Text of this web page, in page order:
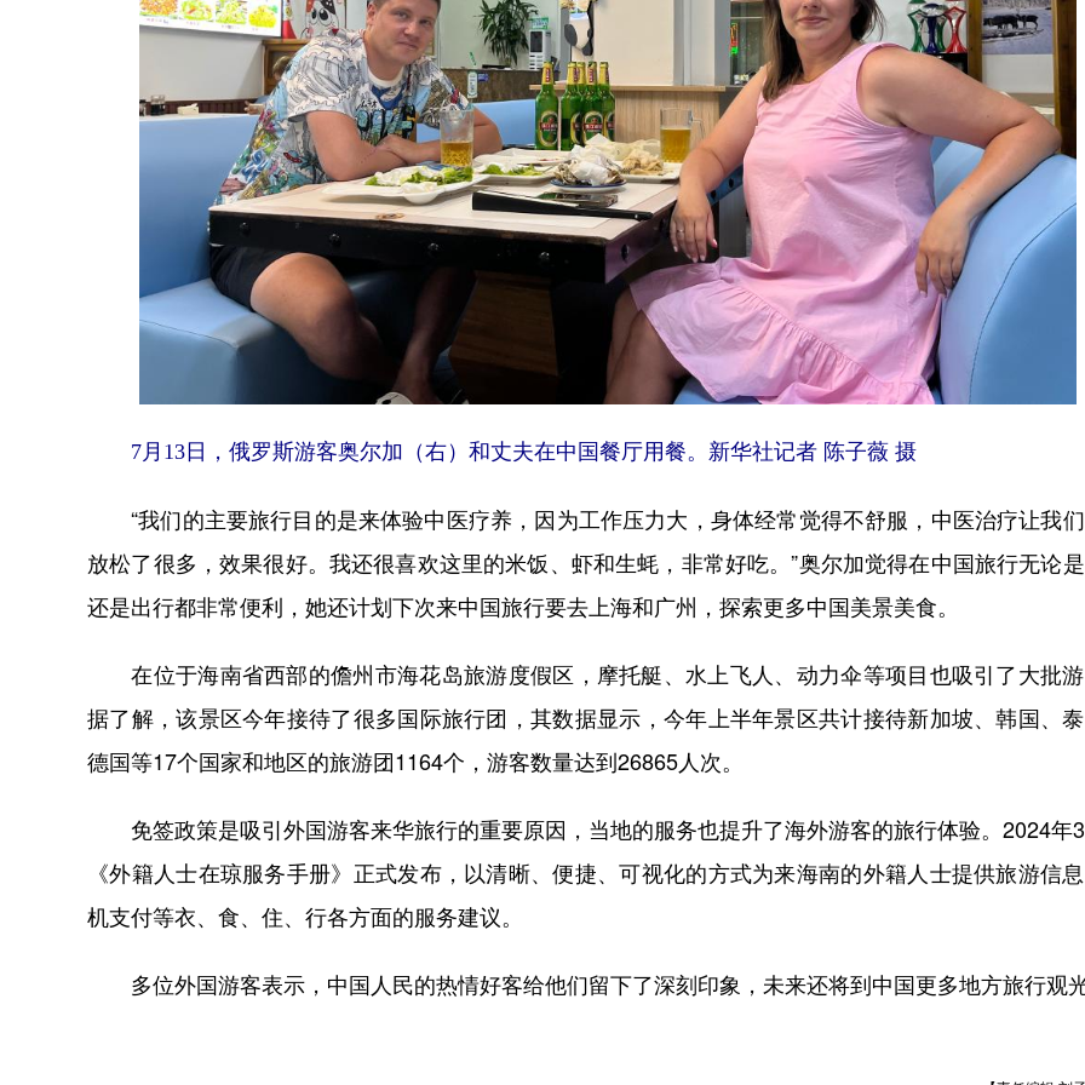
7月13日，俄罗斯游客奥尔加（右）和丈夫在中国餐厅用餐。新华社记者 陈子薇 摄
“我们的主要旅行目的是来体验中医疗养，因为工作压力大，身体经常觉得不舒服，中医治疗让我
放松了很多，效果很好。我还很喜欢这里的米饭、虾和生蚝，非常好吃。”奥尔加觉得在中国旅行无论
还是出行都非常便利，她还计划下次来中国旅行要去上海和广州，探索更多中国美景美食。
在位于海南省西部的儋州市海花岛旅游度假区，摩托艇、水上飞人、动力伞等项目也吸引了大批
据了解，该景区今年接待了很多国际旅行团，其数据显示，今年上半年景区共计接待新加坡、韩国、
德国等17个国家和地区的旅游团1164个，游客数量达到26865人次。
免签政策是吸引外国游客来华旅行的重要原因，当地的服务也提升了海外游客的旅行体验。2024年
《外籍人士在琼服务手册》正式发布，以清晰、便捷、可视化的方式为来海南的外籍人士提供旅游信
机支付等衣、食、住、行各方面的服务建议。
多位外国游客表示，中国人民的热情好客给他们留下了深刻印象，未来还将到中国更多地方旅行观